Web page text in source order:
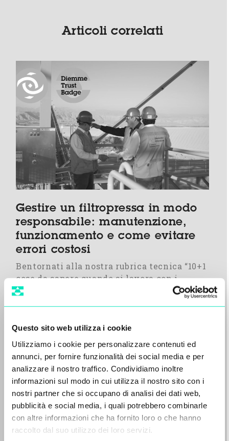
Questo sito web utilizza i cookie
Utilizziamo i cookie per personalizzare contenuti ed
annunci, per fornire funzionalità dei social media e per
analizzare il nostro traffico. Condividiamo inoltre
informazioni sul modo in cui utilizza il nostro sito con i
nostri partner che si occupano di analisi dei dati web,
pubblicità e social media, i quali potrebbero combinarle
con altre informazioni che ha fornito loro o che hanno
raccolto dal suo utilizzo dei loro servizi.
Articoli correlati
Gestire un filtropressa in modo
responsabile: manutenzione,
funzionamento e come evitare
errori costosi
Bentornati alla nostra rubrica tecnica “10+1
cose da sapere quando si lavora con i
filtripressa”:…
Vedi tutto